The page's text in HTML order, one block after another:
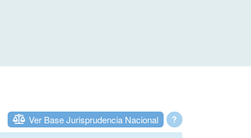
?
Ver Base Jurisprudencia Nacional